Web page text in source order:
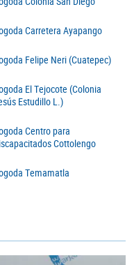
Carretera Ayapango
Felipe Neri (Cuatepec)
El Tejocote (Colonia
Estudillo L.)
Centro para
Cottolengo
Temamatla